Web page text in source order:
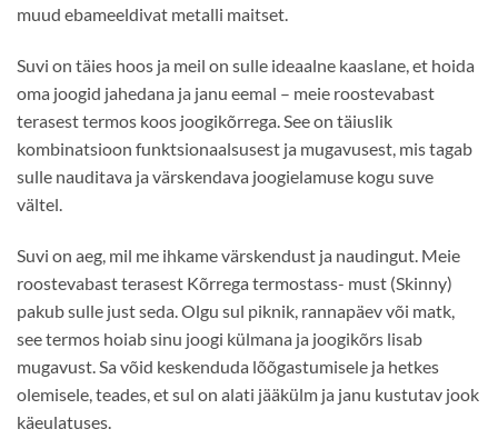
muud ebameeldivat metalli maitset.
Suvi on täies hoos ja meil on sulle ideaalne kaaslane, et hoida
oma joogid jahedana ja janu eemal – meie roostevabast
terasest termos koos joogikõrrega. See on täiuslik
kombinatsioon funktsionaalsusest ja mugavusest, mis tagab
sulle nauditava ja värskendava joogielamuse kogu suve
vältel.
Suvi on aeg, mil me ihkame värskendust ja naudingut. Meie
roostevabast terasest Kõrrega termostass- must (Skinny)
pakub sulle just seda. Olgu sul piknik, rannapäev või matk,
see termos hoiab sinu joogi külmana ja joogikõrs lisab
mugavust. Sa võid keskenduda lõõgastumisele ja hetkes
olemisele, teades, et sul on alati jääkülm ja janu kustutav jook
käeulatuses.